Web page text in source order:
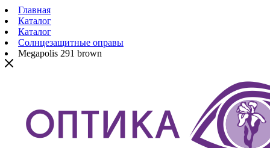
Главная
Каталог
Каталог
Солнцезащитные оправы
Megapolis 291 brown